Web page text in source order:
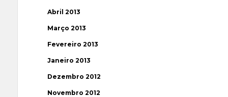
Abril 2013
Março 2013
Fevereiro 2013
Janeiro 2013
Dezembro 2012
Novembro 2012